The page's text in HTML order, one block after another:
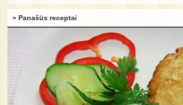
» Panašūs receptai